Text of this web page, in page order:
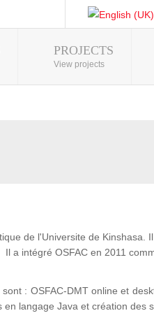
PROJECTS
View projects
de l'Universite de Kinshasa.
a intégré OSFAC en 2011
: OSFAC-DMT online et
langage Java et création des